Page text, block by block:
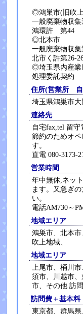
◎鴻巣市(旧吹
一般廃棄物収集
鴻環許 第44
◎北本市
一般廃棄物収集
北市く許第26-
◎埼玉県内産業
処理委託契約
住所(営業所
埼玉県鴻巣市大
連絡先
自宅fax,tel 留
節約のためオ
す。
直電 080-3173-
営業時間
年中無休,ネッ
ます。又急ぎ
い。
電話AM730～
地域エリア
鴻巣市、北本市
吹上地域、
地域エリア
上尾市、桶川
須市、川越市
市、その他 訪
訪問費＋基本料
東京都、群馬